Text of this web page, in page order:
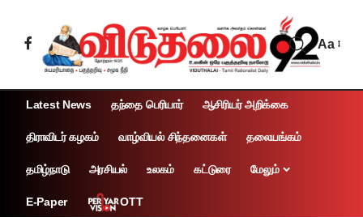
Aa
Latest News தந்தை பெரியார் ஆசிரியர் அறிக்கை
திராவிடர் கழகம் வாழ்வியல் சிந்தனைகள் தலையங்கம்
தமிழ்நாடு அரசியல் உலகம் கட்டுரை மேலும்
E-Paper OTT